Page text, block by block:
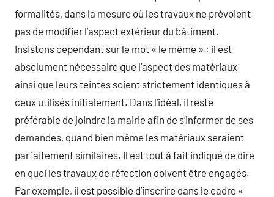
formalités, dans la mesure où les travaux ne prévoient
pas de modifier l’aspect extérieur du bâtiment.
Insistons cependant sur le mot « le même » : il est
absolument nécessaire que l’aspect des matériaux
ainsi que leurs teintes soient strictement identiques à
ceux utilisés initialement. Dans l’idéal, il reste
préférable de joindre la mairie afin de s’informer de ses
demandes, quand bien même les matériaux seraient
parfaitement similaires. Il est tout à fait indiqué de dire
en quoi les travaux de réfection doivent être engagés.
Par exemple, il est possible d’inscrire dans le cadre «